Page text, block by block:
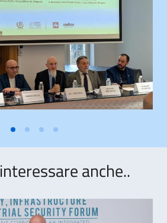
anche..